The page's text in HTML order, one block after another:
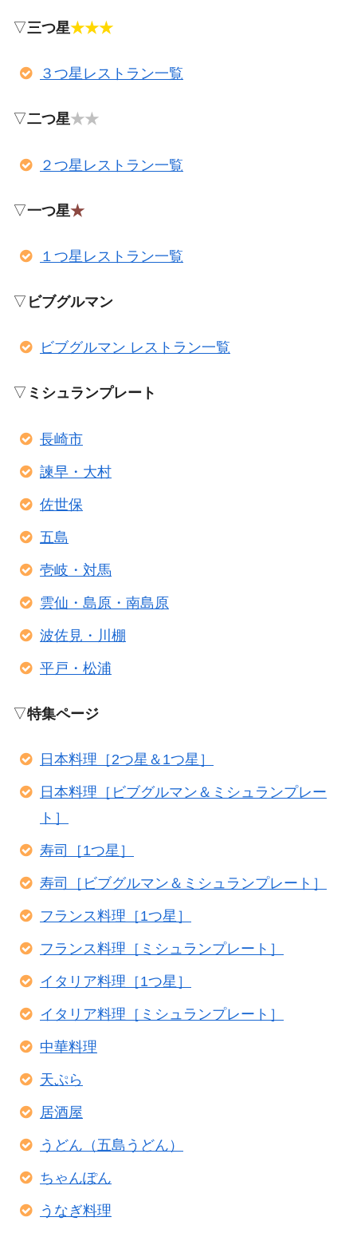
▽三つ星★★★
３つ星レストラン一覧
▽二つ星★★
２つ星レストラン一覧
▽一つ星★
１つ星レストラン一覧
▽ ビブグルマン
ビブグルマン レストラン一覧
▽ ミシュランプレート
長崎市
諫早・大村
佐世保
五島
壱岐・対馬
雲仙・島原・南島原
波佐見・川棚
平戸・松浦
▽特集ページ
日本料理［2つ星＆1つ星］
日本料理［ビブグルマン＆ミシュランプレー
ト］
寿司［1つ星］
寿司［ビブグルマン＆ミシュランプレート］
フランス料理［1つ星］
フランス料理［ミシュランプレート］
イタリア料理［1つ星］
イタリア料理［ミシュランプレート］
中華料理
天ぷら
居酒屋
うどん（五島うどん）
ちゃんぽん
うなぎ料理